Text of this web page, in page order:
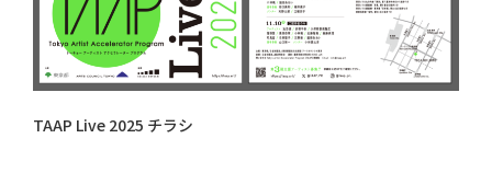
TAAP Live 2025 チラシ